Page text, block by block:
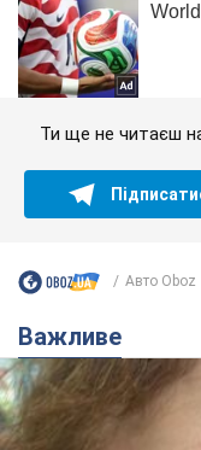
Ти ще не читаєш
Авто Oboz
Важливе